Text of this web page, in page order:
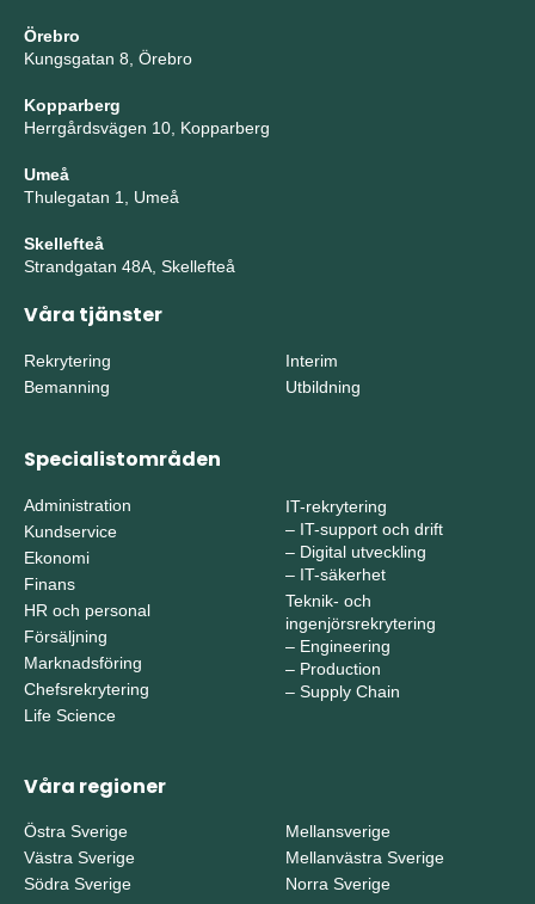
Örebro
Kungsgatan 8, Örebro
Kopparberg
Herrgårdsvägen 10, Kopparberg
Umeå
Thulegatan 1, Umeå
Skellefteå
Strandgatan 48A, Skellefteå
Våra tjänster
Rekrytering
Bemanning
Interim
Utbildning
Specialistområden
Administration
Kundservice
Ekonomi
Finans
HR och personal
Försäljning
Marknadsföring
Chefsrekrytering
Life Science
IT-rekrytering
– IT-support och drift
– Digital utveckling
– IT-säkerhet
Teknik- och
ingenjörsrekrytering
– Engineering
– Production
– Supply Chain
Våra regioner
Östra Sverige
Västra Sverige
Södra Sverige
Mellansverige
Mellanvästra Sverige
Norra Sverige